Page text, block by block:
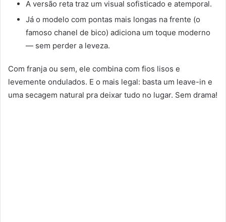
A versão reta traz um visual sofisticado e atemporal.
Já o modelo com pontas mais longas na frente (o
famoso chanel de bico) adiciona um toque moderno
— sem perder a leveza.
Com franja ou sem, ele combina com fios lisos e
levemente ondulados. E o mais legal: basta um leave-in e
uma secagem natural pra deixar tudo no lugar. Sem drama!